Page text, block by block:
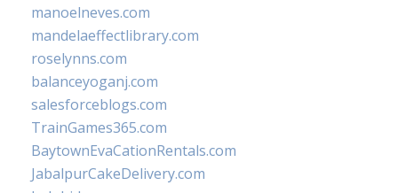
manoelneves.com
mandelaeffectlibrary.com
roselynns.com
balanceyoganj.com
salesforceblogs.com
TrainGames365.com
BaytownEvaCationRentals.com
JabalpurCakeDelivery.com